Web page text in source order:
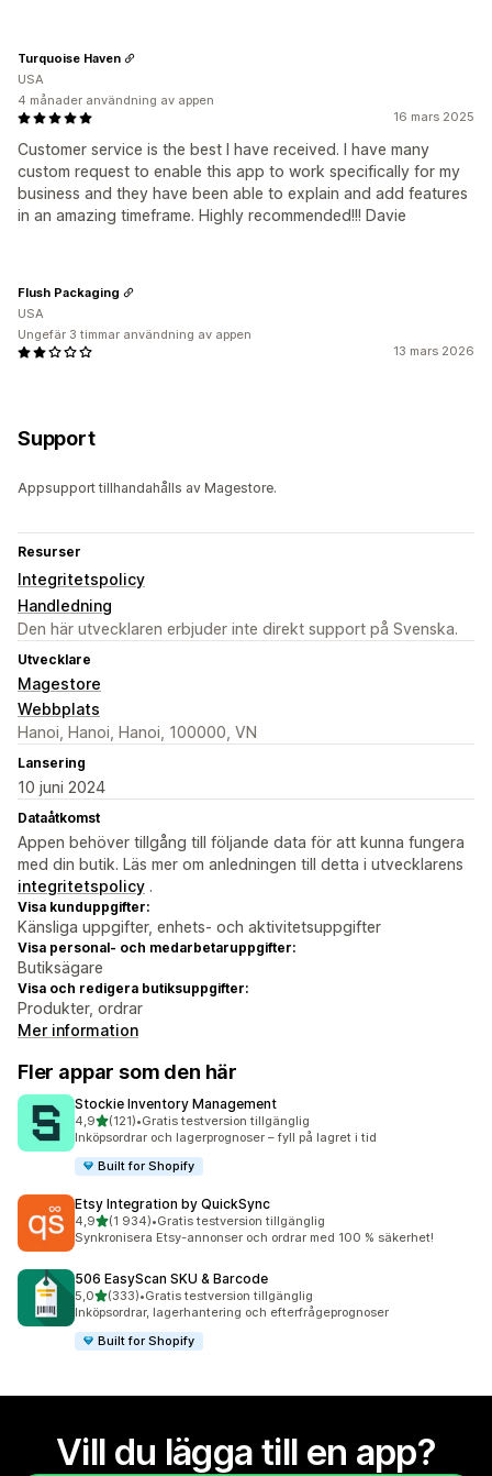
16 mars 2025
Customer service is the best I have received. I have many
custom request to enable this app to work specifically for my
business and they have been able to explain and add features
in an amazing timeframe. Highly recommended!!! Davie
Turquoise Haven
USA
4 månader användning av appen
13 mars 2026
Flush Packaging
USA
Ungefär 3 timmar användning av appen
Support
Appsupport tillhandahålls av Magestore.
Resurser
Integritetspolicy
Handledning
Den här utvecklaren erbjuder inte direkt support på Svenska.
Utvecklare
Magestore
Webbplats
Hanoi, Hanoi, Hanoi, 100000, VN
Lansering
10 juni 2024
Dataåtkomst
Appen behöver tillgång till följande data för att kunna fungera
med din butik. Läs mer om anledningen till detta i utvecklarens
integritetspolicy .
Visa kunduppgifter:
Känsliga uppgifter, enhets- och aktivitetsuppgifter
Visa personal- och medarbetaruppgifter:
Butiksägare
Visa och redigera butiksuppgifter:
Produkter, ordrar
Mer information
Fler appar som den här
Stockie Inventory Management
4,9av 5 stjärnor
(121)
121 recensioner totalt
•Gratis testversion tillgänglig
Inköpsordrar och lagerprognoser – fyll på lagret i tid
Built for Shopify
Etsy Integration by QuickSync
4,9av 5 stjärnor
(1 934)
1934 recensioner totalt
•Gratis testversion tillgänglig
Synkronisera Etsy-annonser och ordrar med 100 % säkerhet!
506 EasyScan SKU & Barcode
5,0av 5 stjärnor
(333)
333 recensioner totalt
•Gratis testversion tillgänglig
Inköpsordrar, lagerhantering och efterfrågeprognoser
Built for Shopify
Vill du lägga till en app?